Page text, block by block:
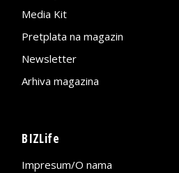
Media Kit
Pretplata na magazin
Newsletter
Arhiva magazina
BIZLife
Impresum/O nama